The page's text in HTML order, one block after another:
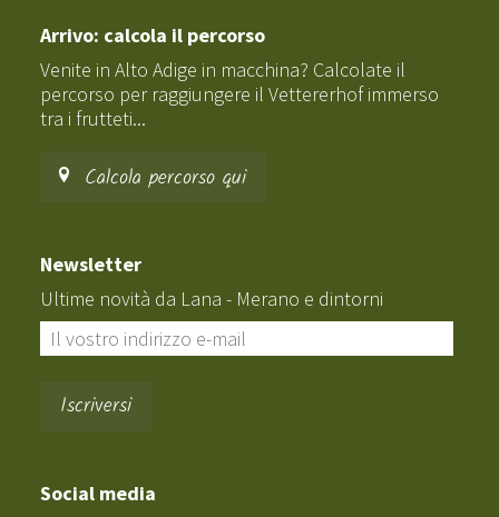
Arrivo: calcola il percorso
Venite in Alto Adige in macchina? Calcolate il
percorso per raggiungere il Vettererhof immerso
tra i frutteti...
Calcola percorso qui
Newsletter
Ultime novità da Lana - Merano e dintorni
Social media